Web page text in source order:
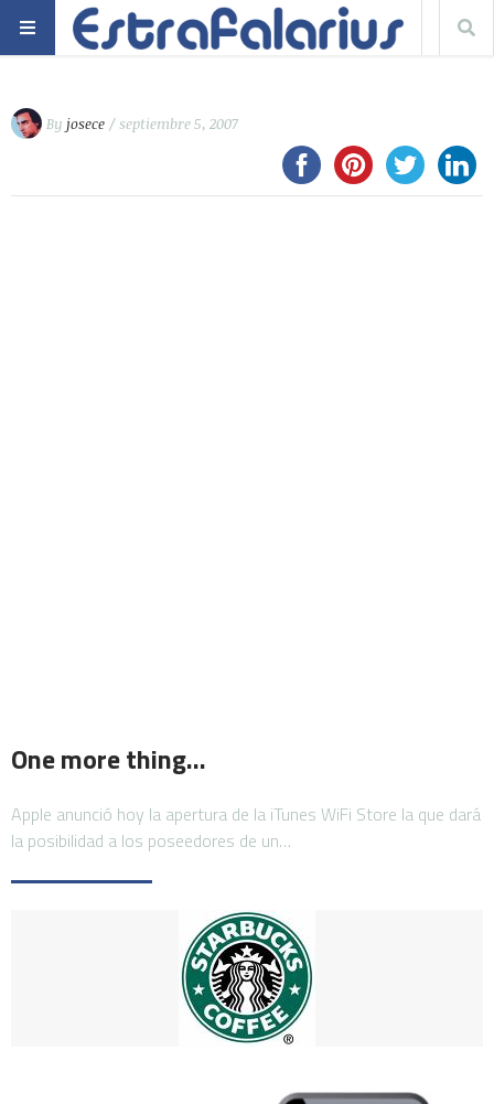
By josece / septiembre 5, 2007
One more thing…
Apple anunció hoy la apertura de la iTunes WiFi Store la que dará
la posibilidad a los poseedores de un…